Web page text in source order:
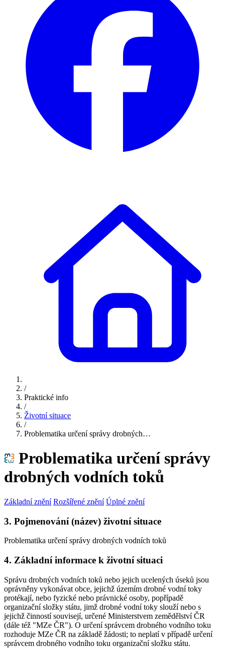
/
Praktické info
/
Životní situace
/
Problematika určení správy drobných…
Problematika určení správy
drobných vodních toků
Základní znění Rozšířené znění Úplné znění
3. Pojmenování (název) životní situace
Problematika určení správy drobných vodních toků
4. Základní informace k životní situaci
Správu drobných vodních toků nebo jejich ucelených úseků jsou
oprávněny vykonávat obce, jejichž územím drobné vodní toky
protékají, nebo fyzické nebo právnické osoby, popřípadě
organizační složky státu, jimž drobné vodní toky slouží nebo s
jejichž činností souvisejí, určené Ministerstvem zemědělství ČR
(dále též "MZe ČR"). O určení správcem drobného vodního toku
rozhoduje MZe ČR na základě žádosti; to neplatí v případě určení
správcem drobného vodního toku organizační složku státu.